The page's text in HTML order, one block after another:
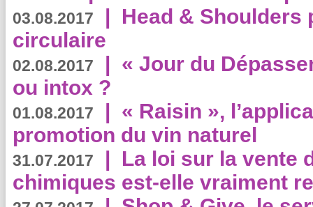
03.08.2017 | Head & Shoulders
circulaire
02.08.2017 | « Jour du
ou intox ?
01.08.2017 | « Raisin »,
promotion du vin naturel
31.07.2017 | La loi sur la vente
chimiques est-elle vraiment